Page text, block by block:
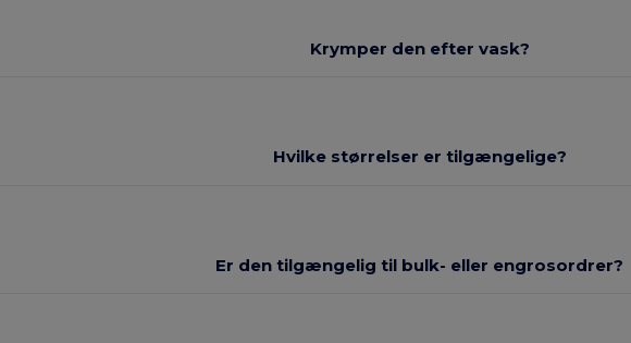
Krymper den efter vask?
Hvilke størrelser er tilgængelige?
Er den tilgængelig til bulk- eller engrosordrer?